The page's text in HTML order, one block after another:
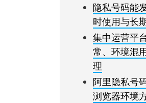
隐私号码能
时使用与长
集中运营平
常、环境混
理
阿里隐私号
浏览器环境